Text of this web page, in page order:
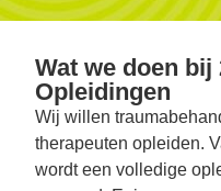
Wat we doen bij
Opleidingen
Wij willen
therapeuten opleiden.
wordt een volledige